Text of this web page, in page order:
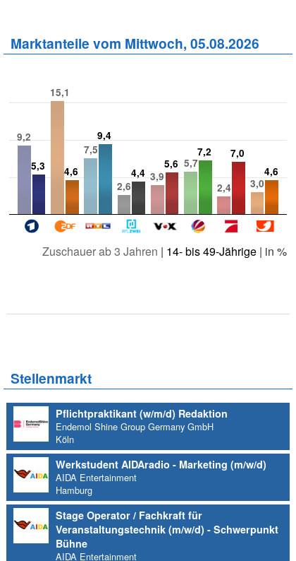
Marktanteile vom Mittwoch, 05.08.2026
9,2
15,1
7,5
2,6
3,9
5,7
2,4
3,0
5,3 4,6
9,4
4,4
5,6
7,2
7,0
4,6
Zuschauer ab 3 Jahren | 14- bis 49-Jährige| in %
Stellenmarkt
Pflichtpraktikant (w/m/d) Redaktion
Endemol Shine Group Germany GmbH
Köln
Werkstudent AIDAradio - Marketing (m/w/d)
AIDA Entertainment
Hamburg
Stage Operator / Fachkraft für
Veranstaltungstechnik (m/w/d) - Schwerpunkt
Bühne
AIDA Entertainment